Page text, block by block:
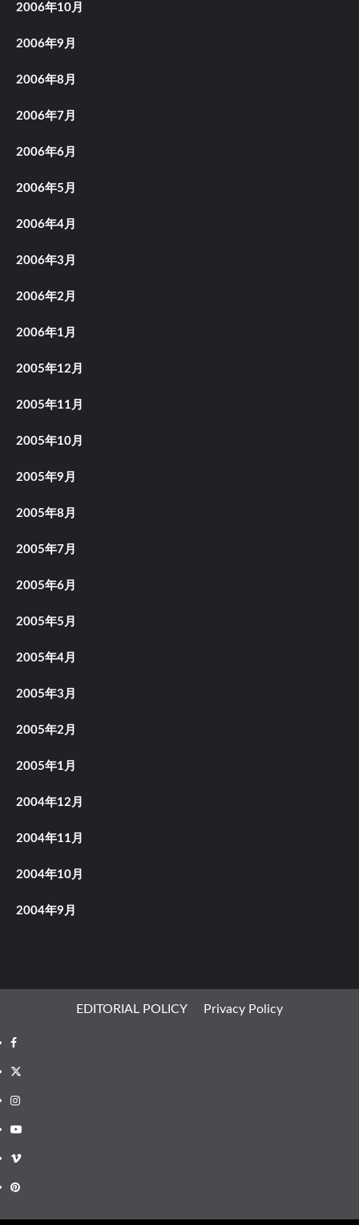
2006年10月
2006年9月
2006年8月
2006年7月
2006年6月
2006年5月
2006年4月
2006年3月
2006年2月
2006年1月
2005年12月
2005年11月
2005年10月
2005年9月
2005年8月
2005年7月
2005年6月
2005年5月
2005年4月
2005年3月
2005年2月
2005年1月
2004年12月
2004年11月
2004年10月
2004年9月
EDITORIAL POLICY Privacy Policy
Facebook
X
Instagram
Youtube
Vimeo
Pinterest